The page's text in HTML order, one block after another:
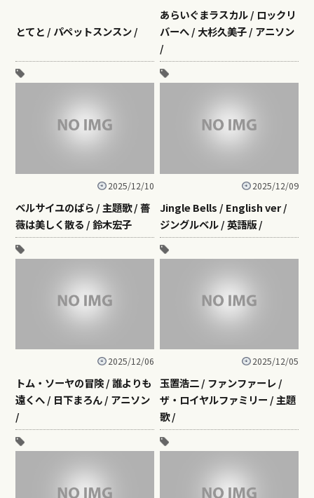
とてと / パペットスンスン /
あらいぐまラスカル / ロックリ
バーへ / 大杉久美子 / アニソン
/
2025/12/10
ベルサイユのばら / 主題歌 / 薔
薇は美しく散る / 鈴木宏子
2025/12/09
Jingle Bells / English ver /
ジングルベル / 英語版 /
2025/12/06
トム・ソーヤの冒険 / 誰よりも
遠くへ / 日下まろん / アニソン
/
2025/12/05
玉置浩二 / ファンファーレ /
ザ・ロイヤルファミリー / 主題
歌 /